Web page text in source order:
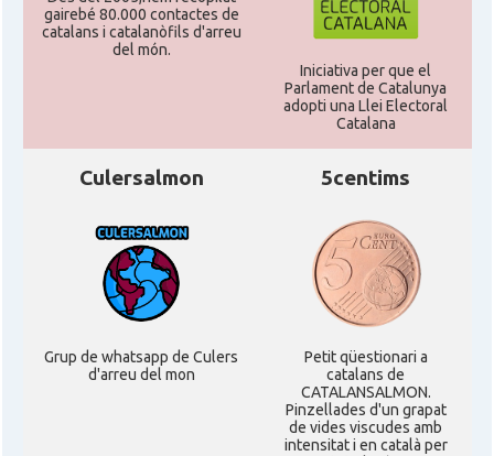
Casal
Katalanischer Salon, e. V.
Acció
Oficina Exterior de Catalunya a
Acció
Oficina Exterior de Catalunya a
Stuttgart
Delegació Delegació del Govern a Alemanya
Consolat general a Dusseldorf
gairebé 80.000 contactes de
catalans i catalanòfils d'arreu
del món.
Iniciativa per que el
Parlament de Catalunya
adopti una Llei Electoral
Catalana
Culersalmon
Grup de whatsapp de Culers
d'arreu del mon
5centims
Petit qüestionari a
catalans de
CATALANSALMON.
Pinzellades d'un grapat
de vides viscudes amb
intensitat i en català per